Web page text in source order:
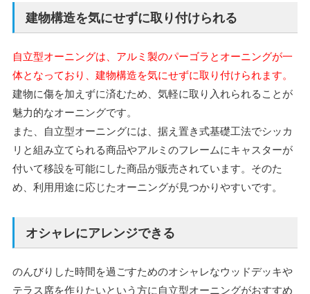
建物構造を気にせずに取り付けられる
自立型オーニングは、アルミ製のパーゴラとオーニングが一
体となっており、建物構造を気にせずに取り付けられます。
建物に傷を加えずに済むため、気軽に取り入れられることが
魅力的なオーニングです。
また、自立型オーニングには、据え置き式基礎工法でシッカ
リと組み立てられる商品やアルミのフレームにキャスターが
付いて移設を可能にした商品が販売されています。そのた
め、利用用途に応じたオーニングが見つかりやすいです。
オシャレにアレンジできる
のんびりした時間を過ごすためのオシャレなウッドデッキや
テラス席を作りたいという方に自立型オーニングがおすすめ